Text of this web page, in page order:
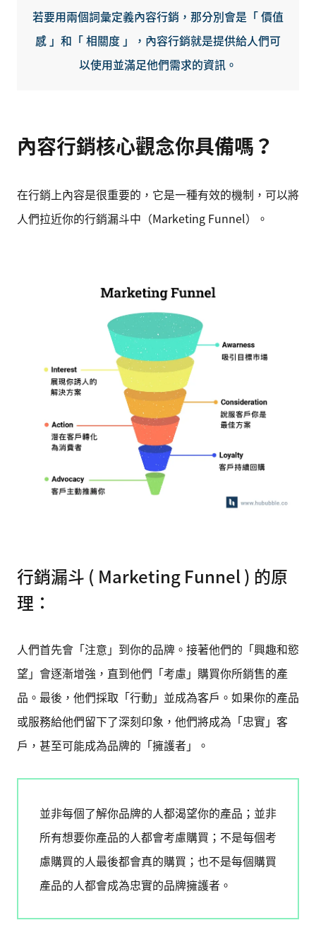
若要用兩個詞彙定義內容行銷，那分別會是「 價值
感 」和「 相關度 」，內容行銷就是提供給人們可
以使用並滿足他們需求的資訊。
內容行銷核心觀念你具備嗎？
在行銷上內容是很重要的，它是一種有效的機制，可以將
人們拉近你的行銷漏斗中（Marketing Funnel）。
行銷漏斗 ( Marketing Funnel ) 的原
理：
人們首先會「注意」到你的品牌。接著他們的「興趣和慾
望」會逐漸增強，直到他們「考慮」購買你所銷售的產
品。最後，他們採取「行動」並成為客戶。如果你的產品
或服務給他們留下了深刻印象，他們將成為「忠實」客
戶，甚至可能成為品牌的「擁護者」。
並非每個了解你品牌的人都渴望你的產品；並非
所有想要你產品的人都會考慮購買；不是每個考
慮購買的人最後都會真的購買；也不是每個購買
產品的人都會成為忠實的品牌擁護者。